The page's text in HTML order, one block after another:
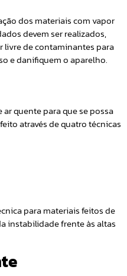
dos materiais com vapor
devem ser realizados,
livre de contaminantes para
e danifiquem o aparelho.
quente para que se possa
através de quatro técnicas
para materiais feitos de
instabilidade frente às altas